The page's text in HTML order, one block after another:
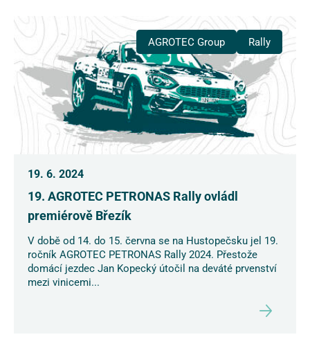
AGROTEC Group Rally
19. 6. 2024
19. AGROTEC PETRONAS Rally ovládl
premiérově Březík
V době od 14. do 15. června se na Hustopečsku jel 19.
ročník AGROTEC PETRONAS Rally 2024. Přestože
domácí jezdec Jan Kopecký útočil na deváté prvenství
mezi vinicemi...